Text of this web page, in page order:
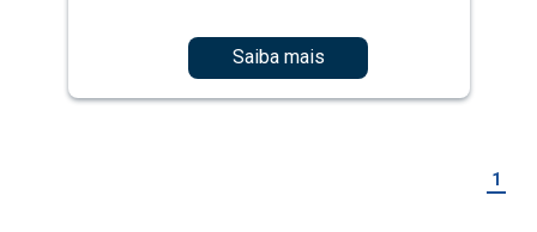
Saiba mais
1